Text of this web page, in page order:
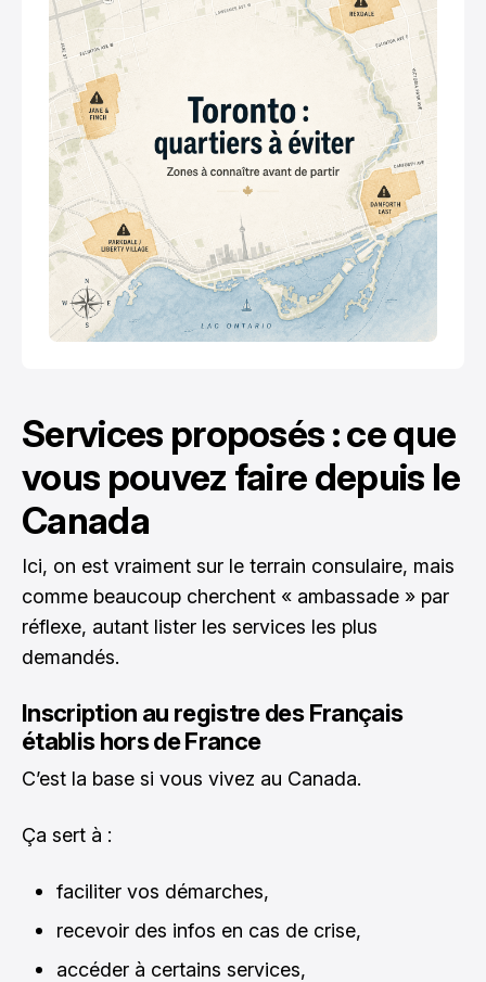
Services proposés : ce que
vous pouvez faire depuis le
Canada
Ici, on est vraiment sur le terrain consulaire, mais
comme beaucoup cherchent « ambassade » par
réflexe, autant lister les services les plus
demandés.
Inscription au registre des Français
établis hors de France
C’est la base si vous vivez au Canada.
Ça sert à :
faciliter vos démarches,
recevoir des infos en cas de crise,
accéder à certains services,